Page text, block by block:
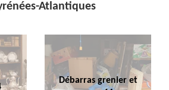
Atlantiques
Débarras grenier et